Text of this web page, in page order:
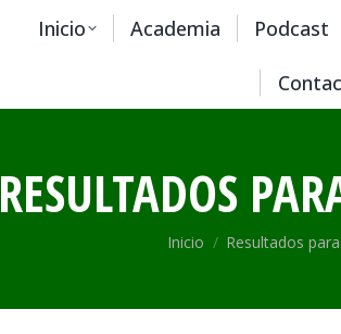
Inicio Academia Podcast
RESULTADOS
Estás aquí:
Inicio Resultados